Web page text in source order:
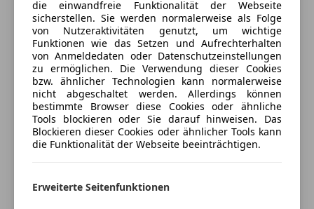
Seitenairbag
Servolenkung
Tagfahrlicht
Traktionskontrolle
Wegfahrsperre
Zentralverriegelung
Extras
Mehr anzeigen
Versicherung
Kfz-Versicherung
Versicherungsschutz an Ihre Bedürfnisse
Freischaden-Gutschein ab Stufe 0
die einwandfreie Funktionalität der Webseite
sicherstellen. Sie werden normalerweise als Folge
von Nutzeraktivitäten genutzt, um wichtige
Funktionen wie das Setzen und Aufrechterhalten
von Anmeldedaten oder Datenschutzeinstellungen
zu ermöglichen. Die Verwendung dieser Cookies
bzw. ähnlicher Technologien kann normalerweise
nicht abgeschaltet werden. Allerdings können
bestimmte Browser diese Cookies oder ähnliche
Tools blockieren oder Sie darauf hinweisen. Das
Blockieren dieser Cookies oder ähnlicher Tools kann
die Funktionalität der Webseite beeinträchtigen.
Erweiterte Seitenfunktionen